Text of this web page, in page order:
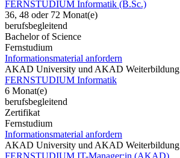
FERNSTUDIUM Informatik (B.Sc.)
36, 48 oder 72 Monat(e)
berufsbegleitend
Bachelor of Science
Fernstudium
Informationsmaterial anfordern
AKAD University und AKAD Weiterbildung
FERNSTUDIUM Informatik
6 Monat(e)
berufsbegleitend
Zertifikat
Fernstudium
Informationsmaterial anfordern
AKAD University und AKAD Weiterbildung
FERNSTUDIUM IT-Manager:in (AKAD)